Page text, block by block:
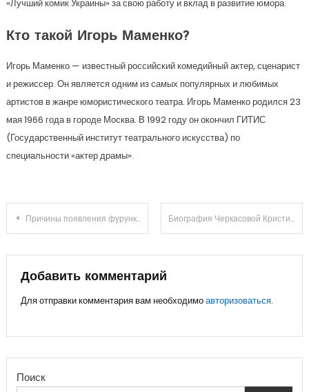
«Лучший комик Украины» за свою работу и вклад в развитие юмора.
Кто такой Игорь Маменко?
Игорь Маменко — известный российский комедийный актер, сценарист
и режиссер. Он является одним из самых популярных и любимых
артистов в жанре юмористического театра. Игорь Маменко родился 23
мая 1966 года в городе Москва. В 1992 году он окончил ГИТИС
(Государственный институт театрального искусства) по
специальности «актер драмы».
Навигация
по
записям
Причины появления фурункула на ягодицах: как избавиться от чирия Биография Черкасовой Кристины – удивительные истории жизни и впечатляющие достижения
Добавить комментарий
Для отправки комментария вам необходимоавторизоваться.
Поиск